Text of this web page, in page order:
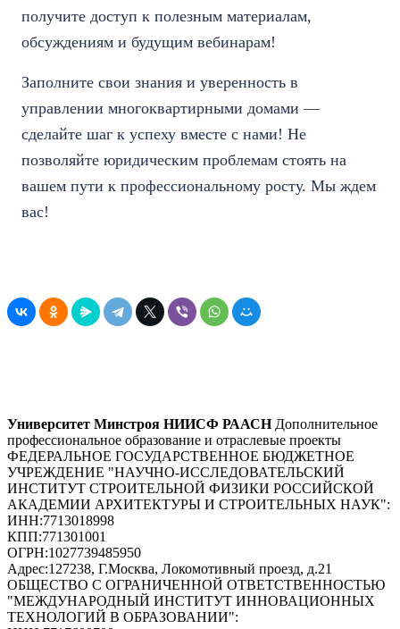
получите доступ к полезным материалам,
обсуждениям и будущим вебинарам!
Заполните свои знания и уверенность в
управлении многоквартирными домами —
сделайте шаг к успеху вместе с нами! Не
позволяйте юридическим проблемам стоять на
вашем пути к профессиональному росту. Мы ждем
вас!
Университет Минстроя НИИСФ РААСН Дополнительное
профессиональное образование и отраслевые проекты
ФЕДЕРАЛЬНОЕ ГОСУДАРСТВЕННОЕ БЮДЖЕТНОЕ
УЧРЕЖДЕНИЕ "НАУЧНО-ИССЛЕДОВАТЕЛЬСКИЙ
ИНСТИТУТ СТРОИТЕЛЬНОЙ ФИЗИКИ РОССИЙСКОЙ
АКАДЕМИИ АРХИТЕКТУРЫ И СТРОИТЕЛЬНЫХ НАУК":
ИНН:7713018998
КПП:771301001
ОГРН:1027739485950
Адрес:127238, Г.Москва, Локомотивный проезд, д.21
ОБЩЕСТВО С ОГРАНИЧЕННОЙ ОТВЕТСТВЕННОСТЬЮ
"МЕЖДУНАРОДНЫЙ ИНСТИТУТ ИННОВАЦИОННЫХ
ТЕХНОЛОГИЙ В ОБРАЗОВАНИИ":